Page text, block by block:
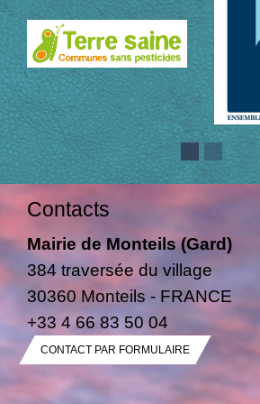
Contacts
Mairie de Monteils (Gard)
384 traversée du village
30360 Monteils - FRANCE
+33 4 66 83 50 04
CONTACT PAR FORMULAIRE